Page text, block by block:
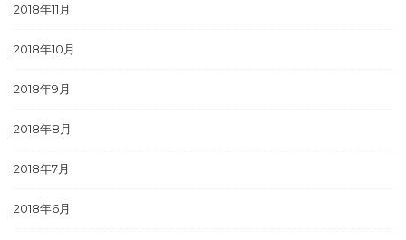
2018年11月
2018年10月
2018年9月
2018年8月
2018年7月
2018年6月